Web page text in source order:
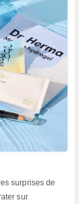
surprises de
sur